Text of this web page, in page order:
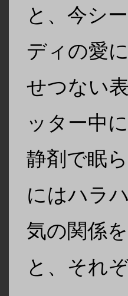
と、今シ
ディの愛
せつない
ッター中
静剤で眠
にはハラ
気の関係
と、それ